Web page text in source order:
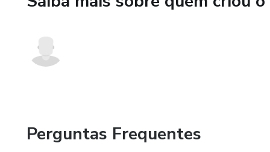
dietas da moda.
Perguntas Frequentes